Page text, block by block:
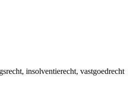
insolventierecht, vastgoedrecht